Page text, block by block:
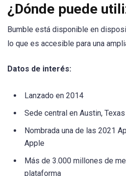
¿Dónde puede
Bumble está disponible en
lo que es accesible para una
Datos de interés:
Lanzado en 2014
Sede central en Austin, Texas
Nombrada una de las 2021
Apple
Más de 3.000 millones de
plataforma